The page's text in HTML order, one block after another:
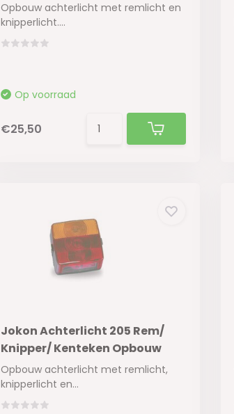
Opbouw achterlicht met remlicht en
knipperlicht....
Op voorraad
€25,50
Jokon Achterlicht 205 Rem/
Knipper/ Kenteken Opbouw
Opbouw achterlicht met remlicht,
knipperlicht en...